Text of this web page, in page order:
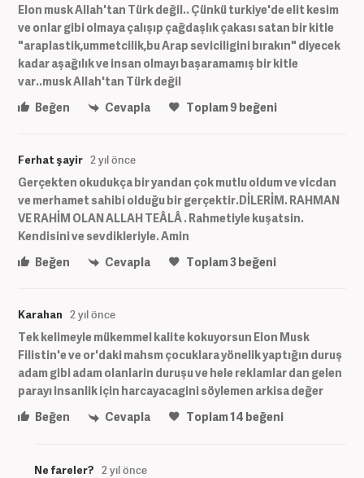
Elon musk Allah'tan Türk değil.. Çünkü turkiye'de elit kesim
ve onlar gibi olmaya çalışıp çağdaşlık çakası satan bir kitle
"araplastik,ummetcilik,bu Arap seviciligini bırakın" diyecek
kadar aşağılık ve insan olmayı başaramamış bir kitle
var..musk Allah'tan Türk değil
Beğen
Cevapla Toplam9 beğeni
Ferhat şayir 2 yıl önce
Gerçekten okudukça bir yandan çok mutlu oldum ve vicdan
ve merhamet sahibi olduğu bir gerçektir.DİLERİM. RAHMAN
VE RAHİM OLAN ALLAH TEÂLÂ . Rahmetiyle kuşatsin.
Kendisini ve sevdikleriyle. Amin
Beğen
Cevapla Toplam3beğeni
Karahan 2 yıl önce
Tek kelimeyle mükemmel kalite kokuyorsun Elon Musk
Filistin'e ve or'daki mahsm çocuklara yönelik yaptığın duruş
adam gibi adam olanlarin duruşu ve hele reklamlar dan gelen
parayı insanlik için harcayacagini söylemen arkisa değer
Beğen
Cevapla Toplam14 beğeni
Ne fareler? 2 yıl önce